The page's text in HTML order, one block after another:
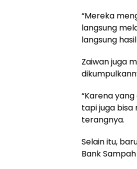
“Mereka
langsung
langsung
Zaiwan juga
“Karena
tapi juga bisa
terangnya.
Selain itu,
Bank